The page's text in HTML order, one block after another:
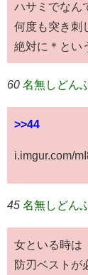
ハサミでなん
何度も突き刺
絶対に＊とい
60 名無しどん
>>44
i.imgur.com/
45 名無しどん
女といる時は
防刃ベストが